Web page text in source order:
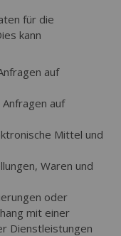
für die
kann
auf
auf
Mittel und
Waren und
oder
mit einer
Dienstleistungen